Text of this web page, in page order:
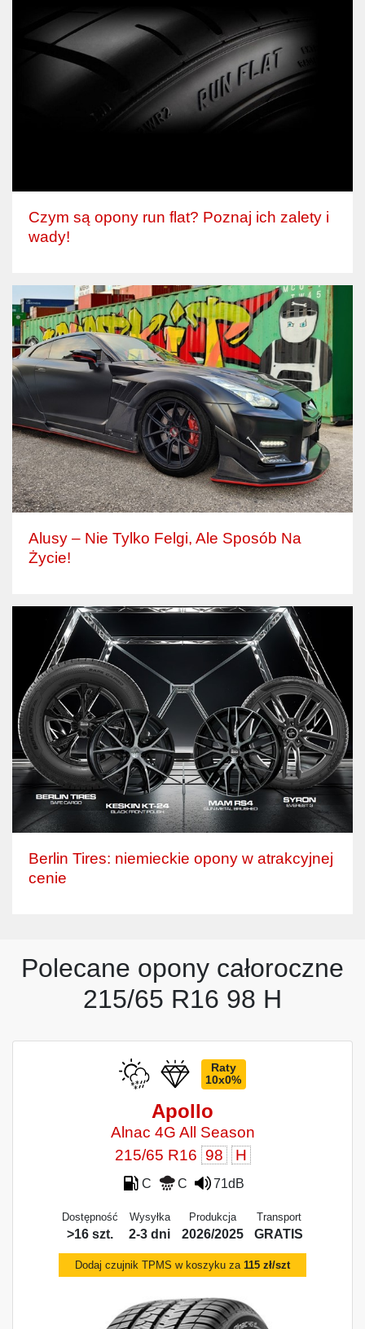
Czym są opony run flat? Poznaj ich zalety i
wady!
Alusy – Nie Tylko Felgi, Ale Sposób Na
Życie!
Berlin Tires: niemieckie opony w atrakcyjnej
cenie
Polecane opony całoroczne
215/65 R16 98 H
Raty
10x0%
Apollo
Alnac 4G All Season
215/65 R16 98 H
C C 71dB
Dostępność
>16 szt.
Wysyłka
2-3 dni
Produkcja
2026/2025
Transport
GRATIS
Dodaj czujnik TPMS w koszyku za 115 zł/szt